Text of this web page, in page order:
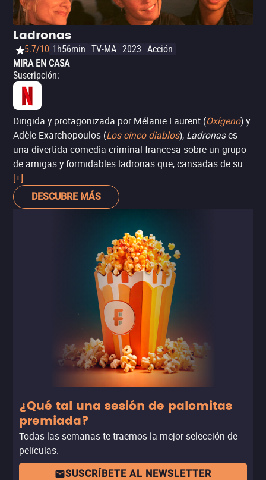
Ladronas
5.7/10 1h56min TV-MA 2023 Acción
MIRA EN CASA
Suscripción:
Dirigida y protagonizada por Mélanie Laurent (Oxígeno) y
Adèle Exarchopoulos (Los cinco diablos), Ladronases
una divertida comedia criminal francesa sobre un grupo
de amigas y formidables ladronas que, cansadas de su
vida de crimen, deciden realizar un último robo antes de
retirarse, aunque las cosas no salen como lo planean. La
película, original de Netflix, no trae nada nuevo al género,
las excelentes actuaciones de sus protagonistas, se trata
de una producción muy entretenida y agradable, seas o
no fan de estas actrices o del cine francés.
[+]
DESCUBRE MÁS
¿Qué tal una sesión de palomitas
premiada?
Todas las semanas te traemos la mejor selección de
películas.
SUSCRÍBETE AL NEWSLETTER